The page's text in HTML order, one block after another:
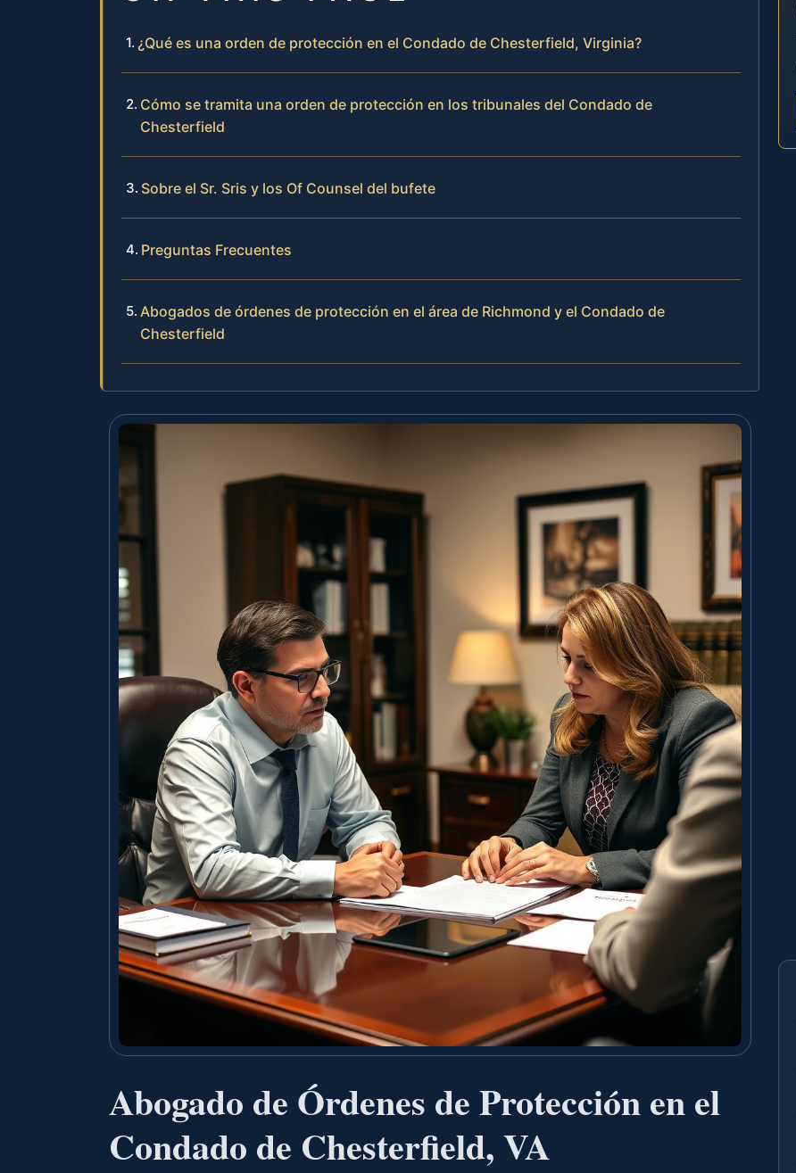
¿Qué es una orden de protección en el Condado de Chesterfield, Virginia?
Cómo se tramita una orden de protección en los tribunales del Condado de
Chesterfield
Sobre el Sr. Sris y los Of Counsel del bufete
Preguntas Frecuentes
Abogados de órdenes de protección en el área de Richmond y el Condado de
Chesterfield
Abogado de Órdenes de Protección en el
Condado de Chesterfield, VA